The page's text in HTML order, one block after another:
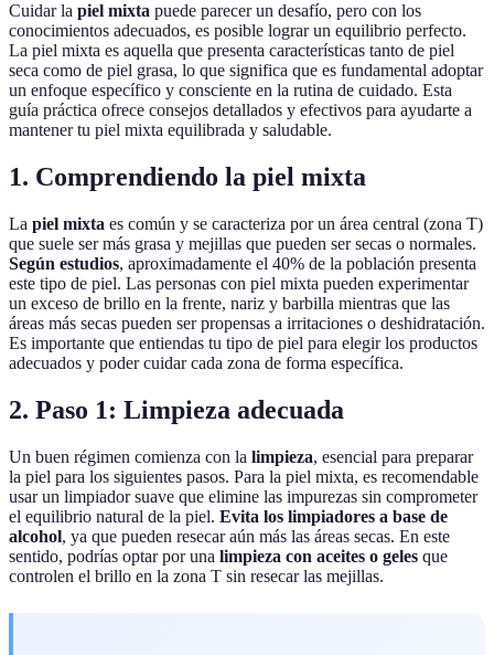
Cuidar la piel mixta puede parecer un desafío, pero con los
conocimientos adecuados, es posible lograr un equilibrio perfecto.
La piel mixta es aquella que presenta características tanto de piel
seca como de piel grasa, lo que significa que es fundamental adoptar
un enfoque específico y consciente en la rutina de cuidado. Esta
guía práctica ofrece consejos detallados y efectivos para ayudarte a
mantener tu piel mixta equilibrada y saludable.
1. Comprendiendo la piel mixta
La piel mixta es común y se caracteriza por un área central (zona T)
que suele ser más grasa y mejillas que pueden ser secas o normales.
Según estudios, aproximadamente el 40% de la población presenta
este tipo de piel. Las personas con piel mixta pueden experimentar
un exceso de brillo en la frente, nariz y barbilla mientras que las
áreas más secas pueden ser propensas a irritaciones o deshidratación.
Es importante que entiendas tu tipo de piel para elegir los productos
adecuados y poder cuidar cada zona de forma específica.
2. Paso 1: Limpieza adecuada
Un buen régimen comienza con la limpieza, esencial para preparar
la piel para los siguientes pasos. Para la piel mixta, es recomendable
usar un limpiador suave que elimine las impurezas sin comprometer
el equilibrio natural de la piel. Evita los limpiadores a base de
alcohol, ya que pueden resecar aún más las áreas secas. En este
sentido, podrías optar por una limpieza con aceites o geles que
controlen el brillo en la zona T sin resecar las mejillas.